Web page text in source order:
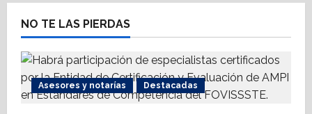
g
a
t
i
NO TE LAS PIERDAS
Asesores y notarías Destacadas